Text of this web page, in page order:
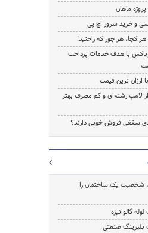
ماهان
کجا، هر جور که راحتید!
با هدف خدمات پرداخت
ارزان ترین قیمت
لامپ رشته‌ای و کم مصرف بهتر
سقفی فروش خوبی دارند؟
شخصیت یک ساختمان را
گالوانیزه
بلبرینگ صنعتی